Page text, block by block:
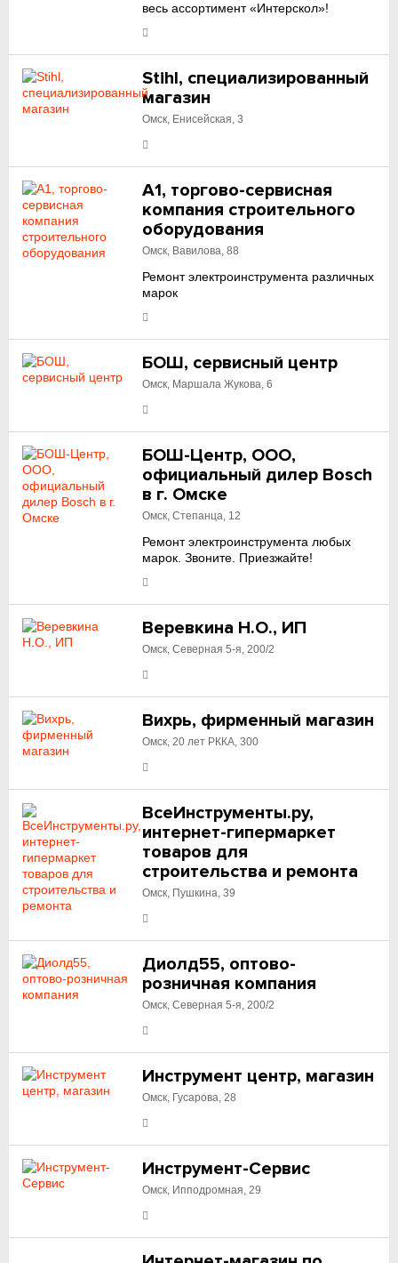
весь ассортимент «Интерскол»!
Stihl, специализированный
магазин
Омск, Енисейская, 3
А1, торгово-сервисная
компания строительного
оборудования
Омск, Вавилова, 88
Ремонт электроинструмента различных
марок
БОШ, сервисный центр
Омск, Маршала Жукова, 6
БОШ-Центр, ООО,
официальный дилер Bosch
в г. Омске
Омск, Степанца, 12
Ремонт электроинструмента любых
марок. Звоните. Приезжайте!
Веревкина Н.О., ИП
Омск, Северная 5-я, 200/2
Вихрь, фирменный магазин
Омск, 20 лет РККА, 300
ВсеИнструменты.ру,
интернет-гипермаркет
товаров для
строительства и ремонта
Омск, Пушкина, 39
Диолд55, оптово-
розничная компания
Омск, Северная 5-я, 200/2
Инструмент центр, магазин
Омск, Гусарова, 28
Инструмент-Сервис
Омск, Ипподромная, 29